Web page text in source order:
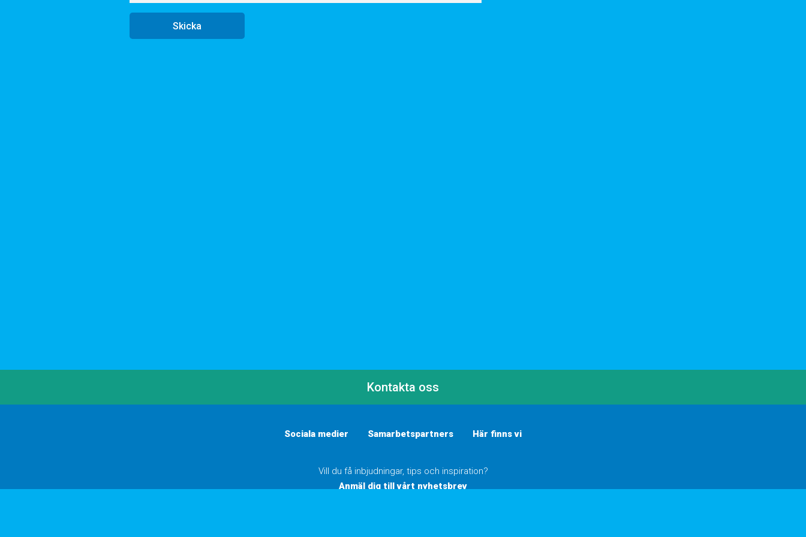
Kontakta oss
Sociala medier Samarbetspartners Här finns vi
Vill du få inbjudningar, tips och inspiration?
Anmäl dig till vårt nyhetsbrev